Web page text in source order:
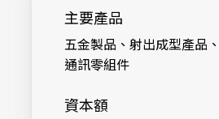
主要產品
五金製品、射出成型產品
通訊零組件
資本額